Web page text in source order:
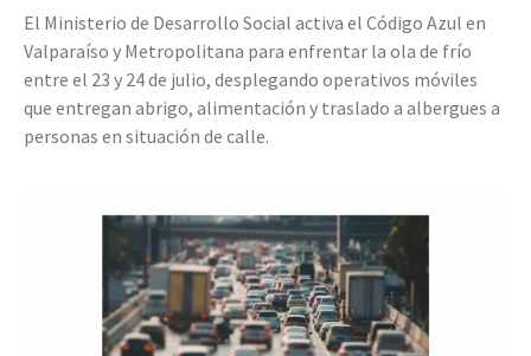
El Ministerio de Desarrollo Social activa el Código Azul en
Valparaíso y Metropolitana para enfrentar la ola de frío
entre el 23 y 24 de julio, desplegando operativos móviles
que entregan abrigo, alimentación y traslado a albergues a
personas en situación de calle.